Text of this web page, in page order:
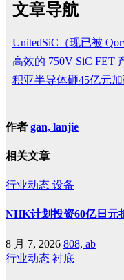
文章导航
UnitedSiC（现已被
高效的 750V SiC FET
积亚半导体砸45亿元
作者 gan, lanjie
相关文章
行业动态 设备
NHK计划投资60亿日元
8 月 7, 2026 808, ab
行业动态 衬底